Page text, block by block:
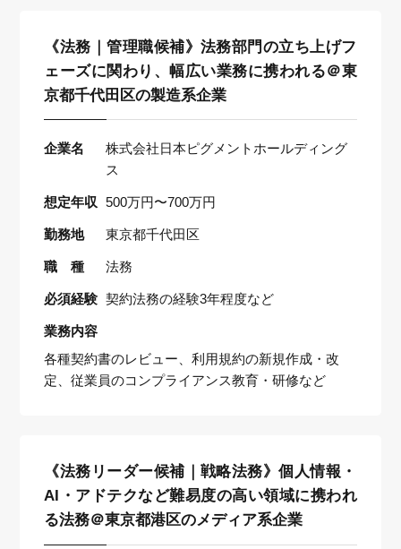
《法務｜管理職候補》法務部門の立ち上げフ
ェーズに関わり、幅広い業務に携われる＠東
京都千代田区の製造系企業
企業名
株式会社日本ピグメントホールディング
ス
想定年収 500万円〜700万円
勤務地 東京都千代田区
職 種 法務
必須経験 契約法務の経験3年程度など
業務内容
各種契約書のレビュー、利用規約の新規作成・改
定、従業員のコンプライアンス教育・研修など
《法務リーダー候補｜戦略法務》個人情報・
AI・アドテクなど難易度の高い領域に携われ
る法務＠東京都港区のメディア系企業